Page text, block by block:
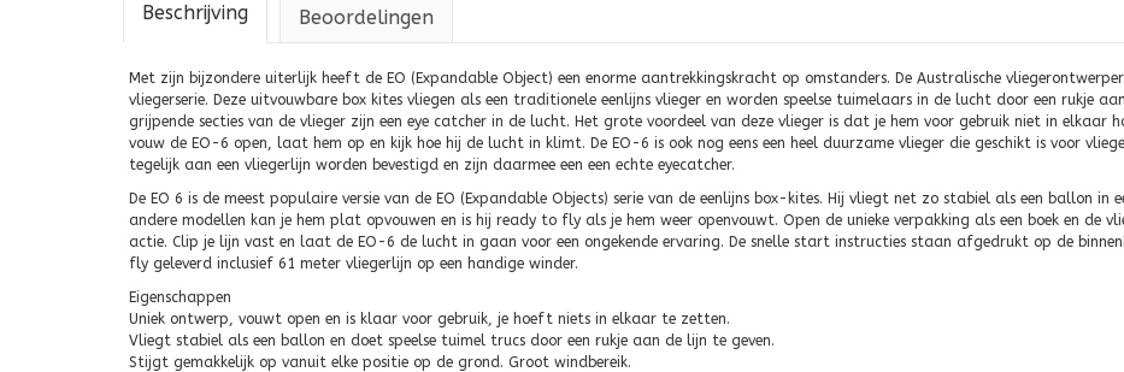
Beschrijving Beoordelingen
Met zijn bijzondere uiterlijk heeft de EO (Expandable Object) een enorme aantrekkingskracht op omstanders. De Australische
vliegerserie. Deze uitvouwbare box kites vliegen als een traditionele eenlijns vlieger en worden speelse tuimelaars in de lucht door een rukje
grijpende secties van de vlieger zijn een eye catcher in de lucht. Het grote voordeel van deze vlieger is dat je hem voor gebruik niet in elkaar
vouw de EO-6 open, laat hem op en kijk hoe hij de lucht in klimt. De EO-6 is ook nog eens een heel duurzame vlieger die geschikt is voor
tegelijk aan een vliegerlijn worden bevestigd en zijn daarmee een een echte eyecatcher.
De EO 6 is de meest populaire versie van de EO (Expandable Objects) serie van de eenlijns box-kites. Hij vliegt net zo stabiel als een ballon
andere modellen kan je hem plat opvouwen en is hij ready to fly als je hem weer openvouwt. Open de unieke verpakking als een boek en de
actie. Clip je lijn vast en laat de EO-6 de lucht in gaan voor een ongekende ervaring. De snelle start instructies staan afgedrukt op de
fly geleverd inclusief 61 meter vliegerlijn op een handige winder.
Eigenschappen
Uniek ontwerp, vouwt open en is klaar voor gebruik, je hoeft niets in elkaar te zetten.
Vliegt stabiel als een ballon en doet speelse tuimel trucs door een rukje aan de lijn te geven.
Stijgt gemakkelijk op vanuit elke positie op de grond. Groot windbereik.